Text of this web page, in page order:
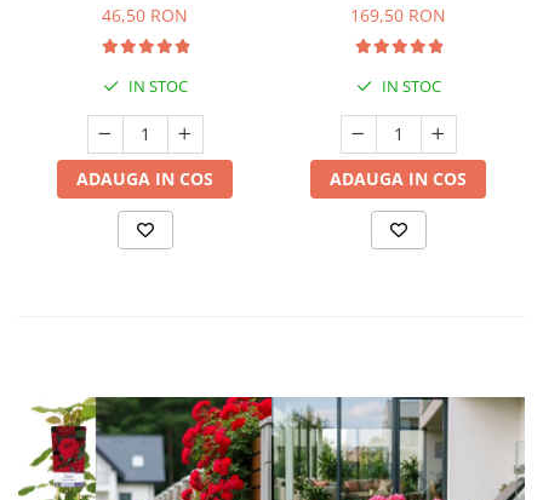
46,50 RON
IN STOC
ADAUGA IN COS
169,50 RON
IN STOC
ADAUGA IN COS